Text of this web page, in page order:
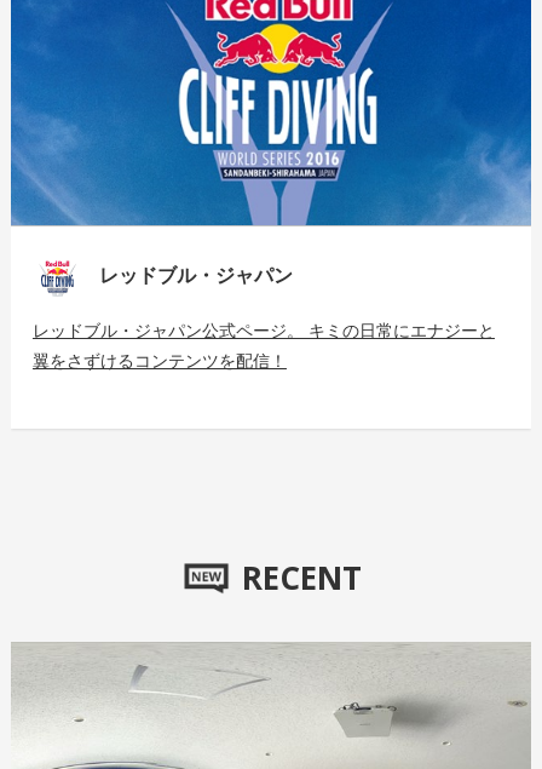
レッドブル・ジャパン
レッドブル・ジャパン公式ページ。 キミの日常にエナジーと
翼をさずけるコンテンツを配信！
RECENT